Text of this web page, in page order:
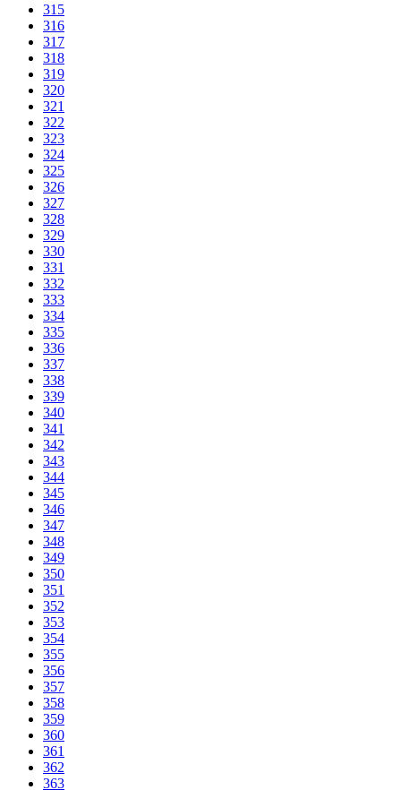
315
316
317
318
319
320
321
322
323
324
325
326
327
328
329
330
331
332
333
334
335
336
337
338
339
340
341
342
343
344
345
346
347
348
349
350
351
352
353
354
355
356
357
358
359
360
361
362
363